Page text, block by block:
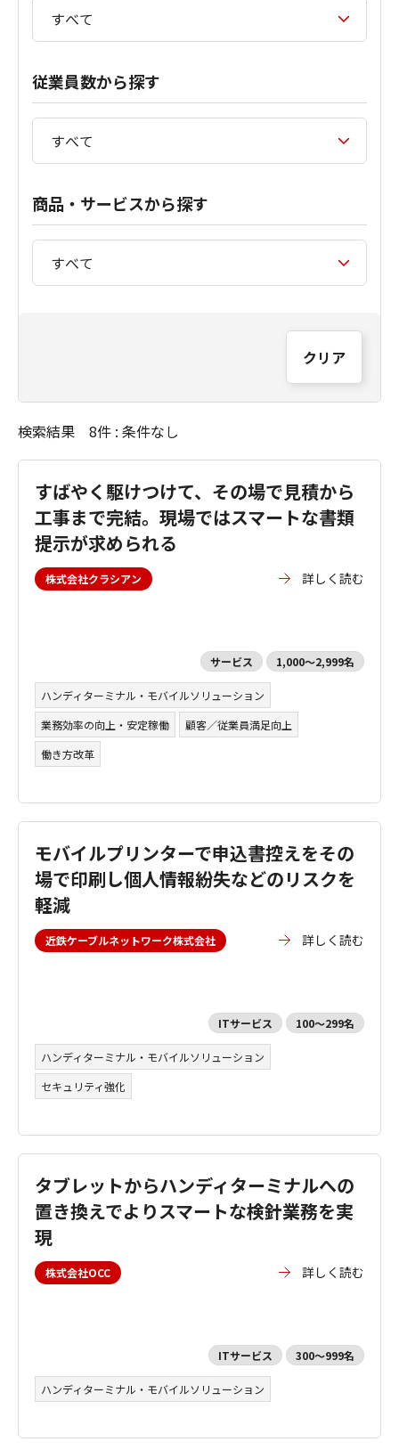
従業員数から探す
商品・サービスから探す
クリア
検索結果 8件 : 条件なし
すばやく駆けつけて、その場で見積から
工事まで完結。現場ではスマートな書類
提示が求められる
株式会社クラシアン 詳しく読む
サービス 1,000～2,999名
ハンディターミナル・モバイルソリューション
業務効率の向上・安定稼働
顧客／従業員満足向上
働き方改革
モバイルプリンターで申込書控えをその
場で印刷し個人情報紛失などのリスクを
軽減
近鉄ケーブルネットワーク株式会社 詳しく読む
ITサービス 100～299名
ハンディターミナル・モバイルソリューション
セキュリティ強化
タブレットからハンディターミナルへの
置き換えでよりスマートな検針業務を実
現
株式会社OCC 詳しく読む
ITサービス 300～999名
ハンディターミナル・モバイルソリューション